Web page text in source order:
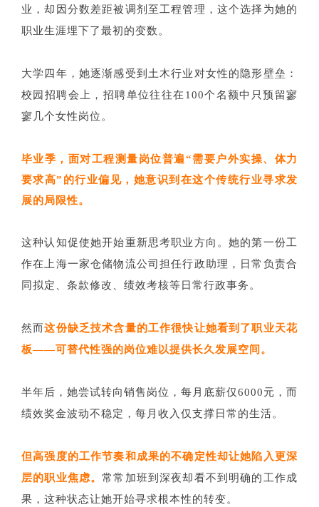
业，却因分数差距被调剂至工程管理，这个选择为她的
职业生涯埋下了最初的变数。
大学四年，她逐渐感受到土木行业对女性的隐形壁垒：
校园招聘会上，招聘单位往往在100个名额中只预留寥
寥几个女性岗位。
毕业季，面对工程测量岗位普遍“需要户外实操、体力
要求高”的行业偏见，她意识到在这个传统行业寻求发
展的局限性。
这种认知促使她开始重新思考职业方向。她的第一份工
作在上海一家仓储物流公司担任行政助理，日常负责合
同拟定、条款修改、绩效考核等日常行政事务。
然而这份缺乏技术含量的工作很快让她看到了职业天花
板——可替代性强的岗位难以提供长久发展空间。
半年后，她尝试转向销售岗位，每月底薪仅6000元，而
绩效奖金波动不稳定，每月收入仅支撑日常的生活。
但高强度的工作节奏和成果的不确定性却让她陷入更深
层的职业焦虑。常常加班到深夜却看不到明确的工作成
果，这种状态让她开始寻求根本性的转变。